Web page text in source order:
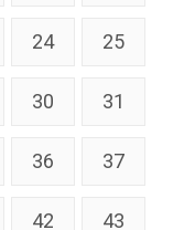
24 25
30 31
36 37
42 43